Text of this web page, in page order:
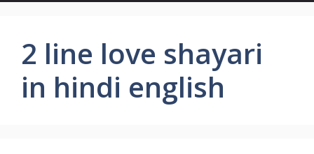
2 line love shayari
in hindi english